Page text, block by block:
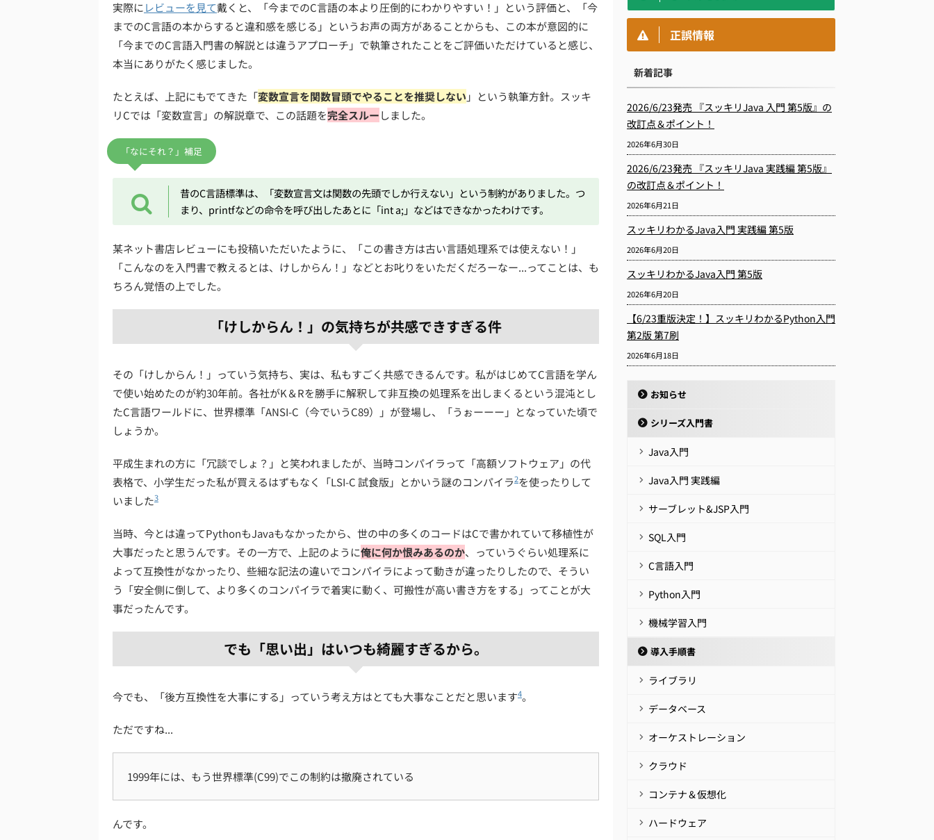
実際にレビューを見て戴くと、「今までのC言語の本より圧倒的にわかりやすい！」という評価と、「今
までのC言語の本からすると違和感を感じる」というお声の両方があることからも、この本が意図的に
「今までのC言語入門書の解説とは違うアプローチ」で執筆されたことをご評価いただけていると感じ、
本当にありがたく感じました。
たとえば、上記にもでてきた「変数宣言を関数冒頭でやることを推奨しない 」という執筆方針。スッキ
リCでは「変数宣言」の解説章で、この話題を完全スルーしました。
「なにそれ？」補足
昔のC言語標準は、「変数宣言文は関数の先頭でしか行えない」という制約がありました。つ
まり、printfなどの命令を呼び出したあとに「int a;」などはできなかったわけです。
某ネット書店レビューにも投稿いただいたように、「この書き方は古い言語処理系では使えない！」
「こんなのを入門書で教えるとは、けしからん！」などとお叱りをいただくだろーなー...ってことは、も
ちろん覚悟の上でした。
「けしからん！」の気持ちが共感できすぎる件
その「けしからん！」っていう気持ち、実は、私もすごく共感できるんです。私がはじめてC言語を学ん
で使い始めたのが約30年前。各社がK＆Rを勝手に解釈して非互換の処理系を出しまくるという混沌とし
たC言語ワールドに、世界標準「ANSI-C（今でいうC89）」が登場し、「うぉーーー」となっていた頃で
しょうか。
平成生まれの方に「冗談でしょ？」と笑われましたが、当時コンパイラって「高額ソフトウェア」の代
表格で、小学生だった私が買えるはずもなく「LSI-C 試食版」とかいう謎のコンパイラ2を使ったりして
いました3
当時、今とは違ってPythonもJavaもなかったから、世の中の多くのコードはCで書かれていて移植性が
大事だったと思うんです。その一方で、上記のように俺に何か恨みあるのか、っていうぐらい処理系に
よって互換性がなかったり、些細な記法の違いでコンパイラによって動きが違ったりしたので、そうい
う「安全側に倒して、より多くのコンパイラで着実に動く、可搬性が高い書き方をする」ってことが大
事だったんです。
でも「思い出」はいつも綺麗すぎるから。
今でも、「後方互換性を大事にする」っていう考え方はとても大事なことだと思います4。
ただですね...
1999年には、もう世界標準(C99)でこの制約は撤廃されている
んです。
正誤情報
新着記事
2026/6/23発売 『スッキリJava 入門 第5版』の
改訂点＆ポイント！
2026年6月30日
2026/6/23発売 『スッキリJava 実践編 第5版』
の改訂点＆ポイント！
2026年6月21日
スッキリわかるJava入門 実践編 第5版
2026年6月20日
スッキリわかるJava入門 第5版
2026年6月20日
【6/23重版決定！】スッキリわかるPython入門
第2版 第7刷
2026年6月18日
お知らせ
シリーズ入門書
Java入門
Java入門 実践編
サーブレット&JSP入門
SQL入門
C言語入門
Python入門
機械学習入門
導入手順書
ライブラリ
データベース
オーケストレーション
クラウド
コンテナ＆仮想化
ハードウェア